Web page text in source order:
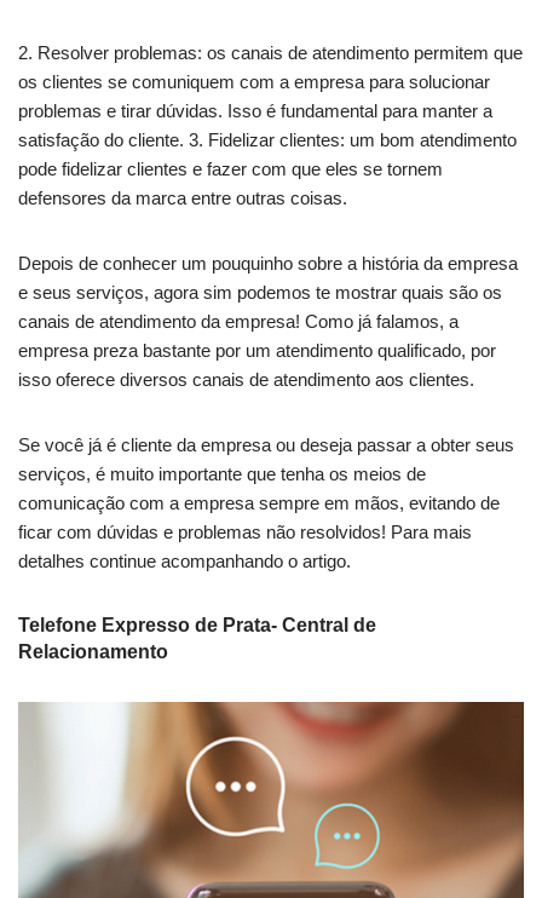
2. Resolver problemas: os canais de atendimento permitem que
os clientes se comuniquem com a empresa para solucionar
problemas e tirar dúvidas. Isso é fundamental para manter a
satisfação do cliente. 3. Fidelizar clientes: um bom atendimento
pode fidelizar clientes e fazer com que eles se tornem
defensores da marca entre outras coisas.
Depois de conhecer um pouquinho sobre a história da empresa
e seus serviços, agora sim podemos te mostrar quais são os
canais de atendimento da empresa! Como já falamos, a
empresa preza bastante por um atendimento qualificado, por
isso oferece diversos canais de atendimento aos clientes.
Se você já é cliente da empresa ou deseja passar a obter seus
serviços, é muito importante que tenha os meios de
comunicação com a empresa sempre em mãos, evitando de
ficar com dúvidas e problemas não resolvidos! Para mais
detalhes continue acompanhando o artigo.
Telefone Expresso de Prata- Central de
Relacionamento